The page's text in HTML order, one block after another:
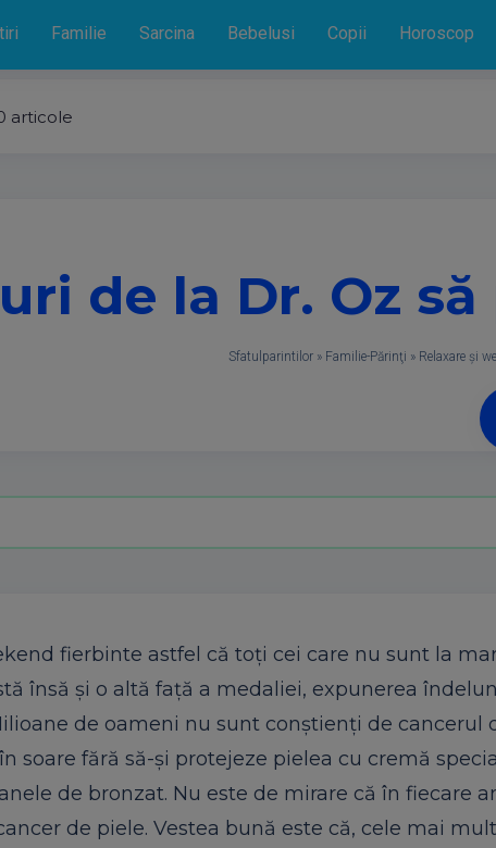
Familie Sarcina Bebelusi Copii Horoscop
articole
de la Dr. Oz
Sfatulparintilor » Familie-Părinţi » Relaxare și
fierbinte astfel că toţi cei care nu sunt la
însă şi o altă faţă a medaliei, expunerea
de oameni nu sunt conştienţi de cancerul
soare fără să-şi protejeze pielea cu cremă
de bronzat. Nu este de mirare că în fiecare
de piele. Vestea bună este că, cele mai